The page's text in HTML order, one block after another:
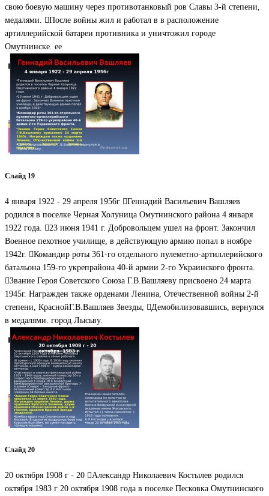
свою боевую машину через противотанковый ров Славы 3-й степени,
медалями. После войны жил и работал в в расположение
артиллерийской батареи противника и уничтожил городе
Омутнинске. ее
Слайд 19
4 января 1922 - 29 апреля 1956г Геннадий Васильевич Вашляев
родился в поселке Черная Холуница Омутнинского района 4 января
1922 года. 23 июня 1941 г. Добровольцем ушел на фронт. Закончил
Военное пехотное училище, в действующую армию попал в ноябре
1942г. Командир роты 361-го отдельного пулеметно-артиллерийского
батальона 159-го укрепрайона 40-й армии 2-го Украинского фронта.
Звание Героя Советского Союза Г.В.Вашляеву присвоено 24 марта
1945г. Награжден также орденами Ленина, Отечественной войны 2-й
степени, КраснойГ.В.Вашляев Звезды, Демобилизовавшись, вернулся
в медалями. город Лысьву.
Слайд 20
20 октября 1908 г - 20 Александр Николаевич Костылев родился
октября 1983 г 20 октября 1908 года в поселке Песковка Омутнинского